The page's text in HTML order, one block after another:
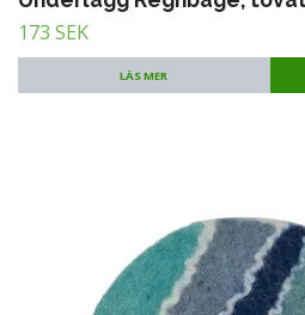
173 SEK
LÄS MER